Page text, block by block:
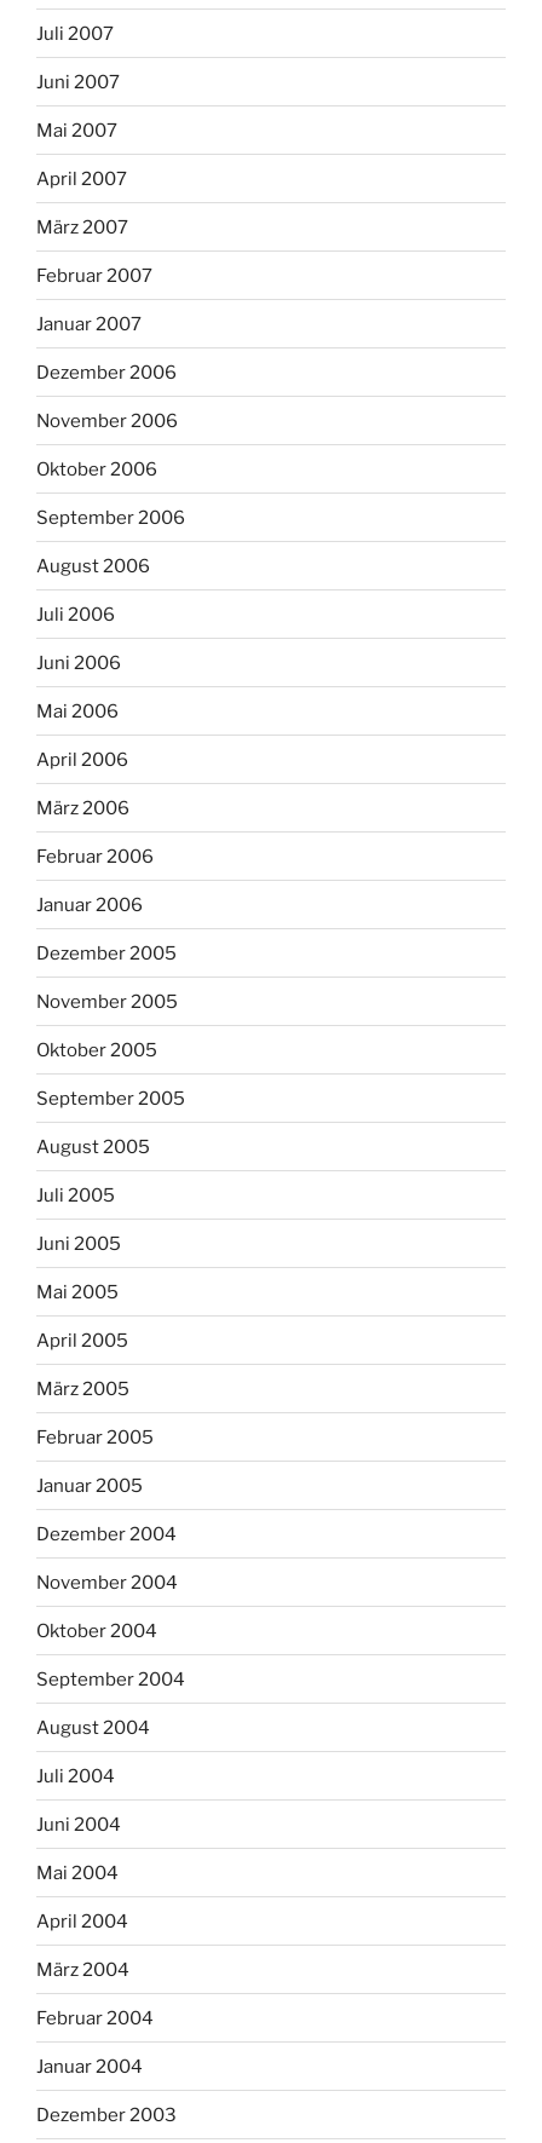
Juli 2007
Juni 2007
Mai 2007
April 2007
März 2007
Februar 2007
Januar 2007
Dezember 2006
November 2006
Oktober 2006
September 2006
August 2006
Juli 2006
Juni 2006
Mai 2006
April 2006
März 2006
Februar 2006
Januar 2006
Dezember 2005
November 2005
Oktober 2005
September 2005
August 2005
Juli 2005
Juni 2005
Mai 2005
April 2005
März 2005
Februar 2005
Januar 2005
Dezember 2004
November 2004
Oktober 2004
September 2004
August 2004
Juli 2004
Juni 2004
Mai 2004
April 2004
März 2004
Februar 2004
Januar 2004
Dezember 2003